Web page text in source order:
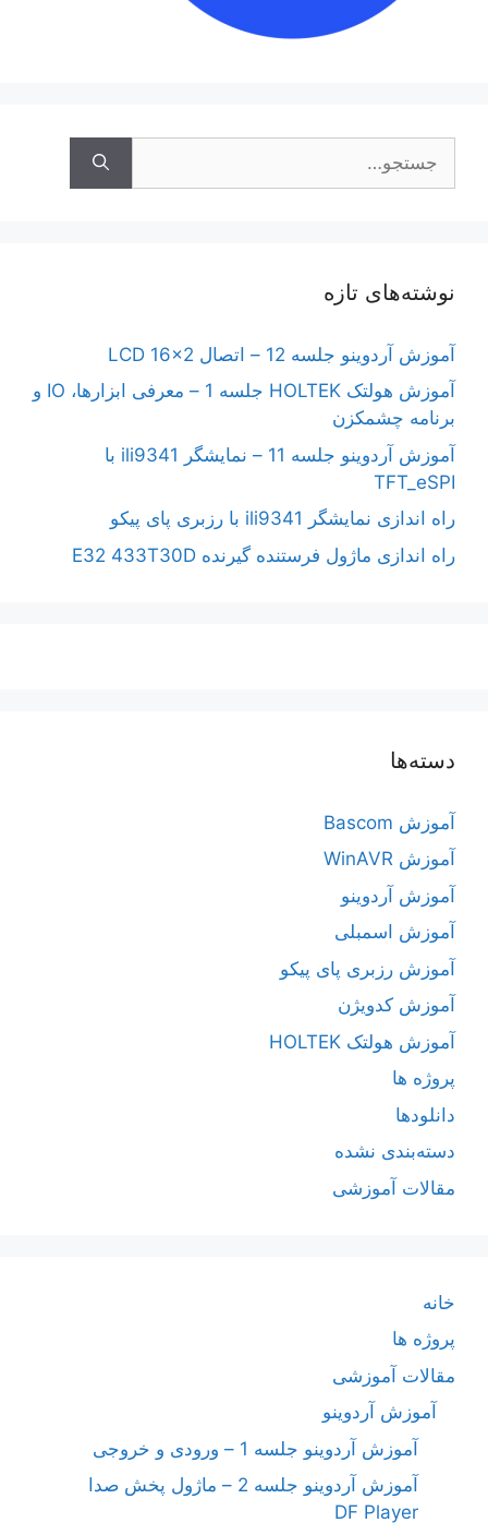
نوشته‌های تازه
آموزش آردوینو جلسه 12 – اتصال LCD 16×2
آموزش هولتک HOLTEK جلسه 1 – معرفی ابزارها، IO و
برنامه چشمکزن
آموزش آردوینو جلسه 11 – نمایشگر ili9341 با
TFT_eSPI
راه اندازی نمایشگر ili9341 با رزبری پای پیکو
راه اندازی ماژول فرستنده گیرنده E32 433T30D
دسته‌ها
آموزش Bascom
آموزش WinAVR
آموزش آردوینو
آموزش اسمبلی
آموزش رزبری پای پیکو
آموزش کدویژن
آموزش هولتک HOLTEK
پروژه ها
دانلودها
دسته‌بندی نشده
مقالات آموزشی
خانه
پروژه ها
مقالات آموزشی
آموزش آردوینو
آموزش آردوینو جلسه 1 – ورودی و خروجی
آموزش آردوینو جلسه 2 – ماژول پخش صدا
DF Player